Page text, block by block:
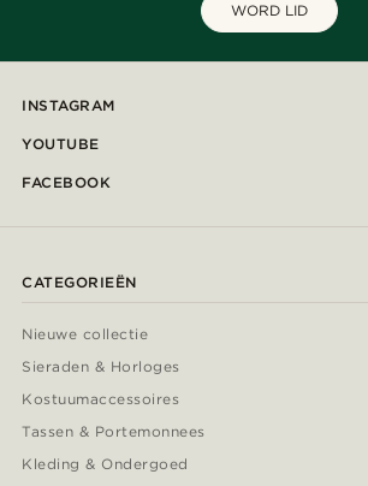
WORD LID
INSTAGRAM
YOUTUBE
FACEBOOK
CATEGORIEËN
Nieuwe collectie
Sieraden & Horloges
Kostuumaccessoires
Tassen & Portemonnees
Kleding & Ondergoed